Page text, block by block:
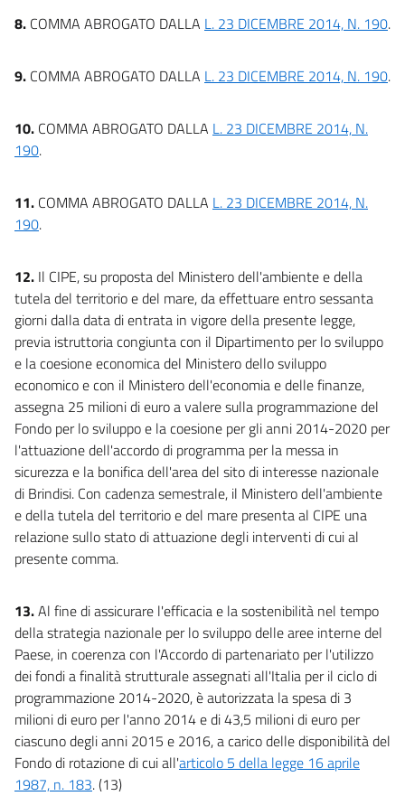
8. COMMA ABROGATO DALLA L. 23 DICEMBRE 2014, N. 190.
9. COMMA ABROGATO DALLA L. 23 DICEMBRE 2014, N. 190.
10. COMMA ABROGATO DALLA L. 23 DICEMBRE 2014, N.
190.
11. COMMA ABROGATO DALLA L. 23 DICEMBRE 2014, N.
190.
12. Il CIPE, su proposta del Ministero dell'ambiente e della
tutela del territorio e del mare, da effettuare entro sessanta
giorni dalla data di entrata in vigore della presente legge,
previa istruttoria congiunta con il Dipartimento per lo sviluppo
e la coesione economica del Ministero dello sviluppo
economico e con il Ministero dell'economia e delle finanze,
assegna 25 milioni di euro a valere sulla programmazione del
Fondo per lo sviluppo e la coesione per gli anni 2014-2020 per
l'attuazione dell'accordo di programma per la messa in
sicurezza e la bonifica dell'area del sito di interesse nazionale
di Brindisi. Con cadenza semestrale, il Ministero dell'ambiente
e della tutela del territorio e del mare presenta al CIPE una
relazione sullo stato di attuazione degli interventi di cui al
presente comma.
13.Al fine di assicurare l'efficacia e la sostenibilità nel tempo
della strategia nazionale per lo sviluppo delle aree interne del
Paese, in coerenza con l'Accordo di partenariato per l'utilizzo
dei fondi a finalità strutturale assegnati all'Italia per il ciclo di
programmazione 2014-2020, è autorizzata la spesa di 3
milioni di euro per l'anno 2014 e di 43,5 milioni di euro per
ciascuno degli anni 2015 e 2016, a carico delle disponibilità del
Fondo di rotazione di cui all'articolo 5 della legge 16 aprile
1987, n. 183. (13)